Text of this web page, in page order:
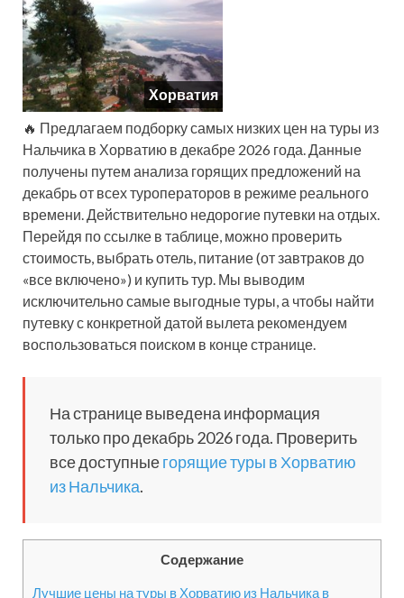
Хорватия
🔥 Предлагаем подборку самых низких цен на туры из
Нальчика в Хорватию в декабре 2026 года. Данные
получены путем анализа горящих предложений на
декабрь от всех туроператоров в режиме реального
времени. Действительно недорогие путевки на отдых.
Перейдя по ссылке в таблице, можно проверить
стоимость, выбрать отель, питание (от завтраков до
«все включено») и купить тур. Мы выводим
исключительно самые выгодные туры, а чтобы найти
путевку с конкретной датой вылета рекомендуем
воспользоваться поиском в конце странице.
На странице выведена информация
только про декабрь 2026 года. Проверить
все доступныегорящие туры в Хорватию
из Нальчика.
Содержание
Лучшие цены на туры в Хорватию из Нальчика в